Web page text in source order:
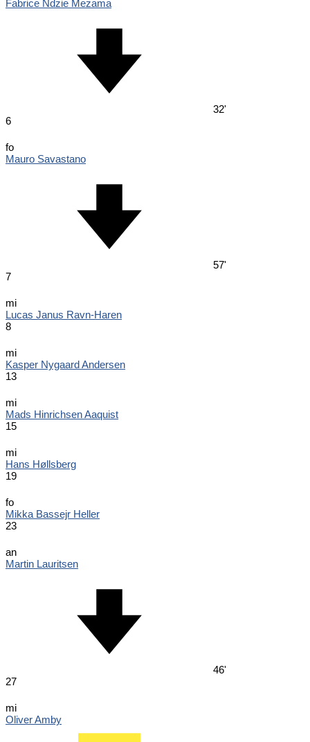
Fabrice Ndzie Mezama
32'
6
fo
Mauro Savastano
57'
7
mi
Lucas Janus Ravn-Haren
8
mi
Kasper Nygaard Andersen
13
mi
Mads Hinrichsen Aaquist
15
mi
Hans Høllsberg
19
fo
Mikka Bassejr Heller
23
an
Martin Lauritsen
46'
27
mi
Oliver Amby